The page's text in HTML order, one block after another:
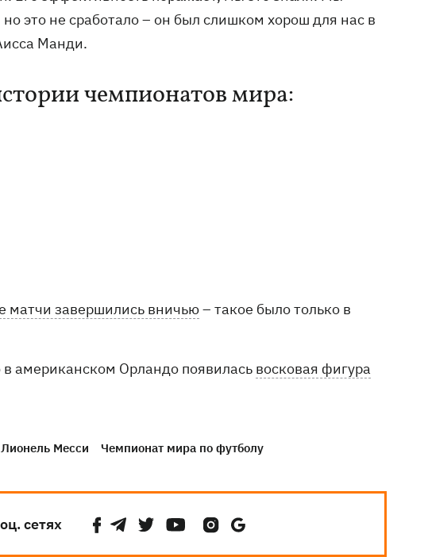
это не сработало – он был слишком хорош для нас в
Манди.
чемпионатов мира:
матчи завершились вничью– такое было только в
американском Орландо появилась восковая фигура
Лионель Месси Чемпионат мира по футболу
сетях